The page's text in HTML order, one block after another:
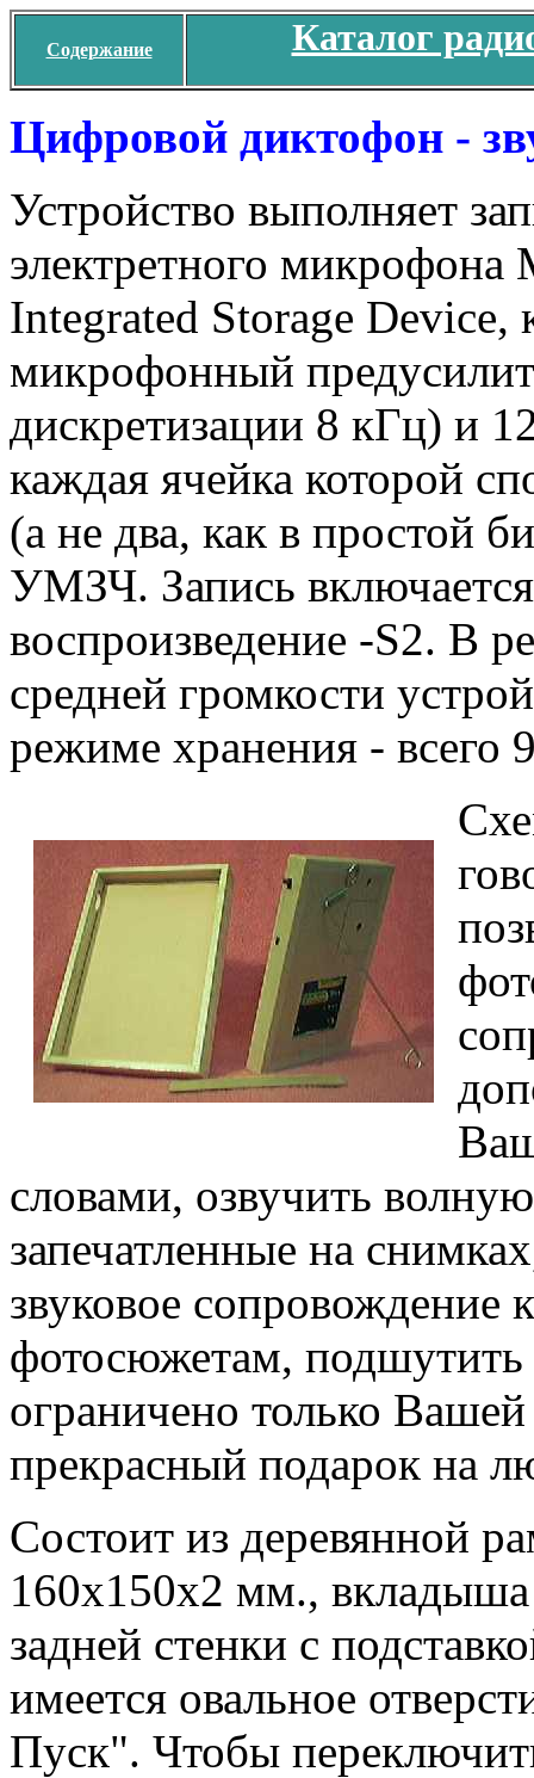
Содержание Каталог
Цифровой диктофон -
Устройство выполняет
электретного
Integrated Storage Device,
микрофонный
дискретизации 8 кГц) и
каждая ячейка которой
(а не два, как в простой
УМЗЧ. Запись
воспроизведение -S2. В
средней громкости
режиме хранения - всего
словами, озвучить
запечатленные на
звуковое
фотосюжетам, подшутить
ограничено только
прекрасный подарок на
Состоит из деревянной
160х150х2 мм.,
задней стенки с
имеется овальное
Пуск". Чтобы